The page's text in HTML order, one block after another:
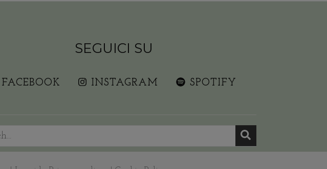
SEGUICI SU
FACEBOOK INSTAGRAM SPOTIFY